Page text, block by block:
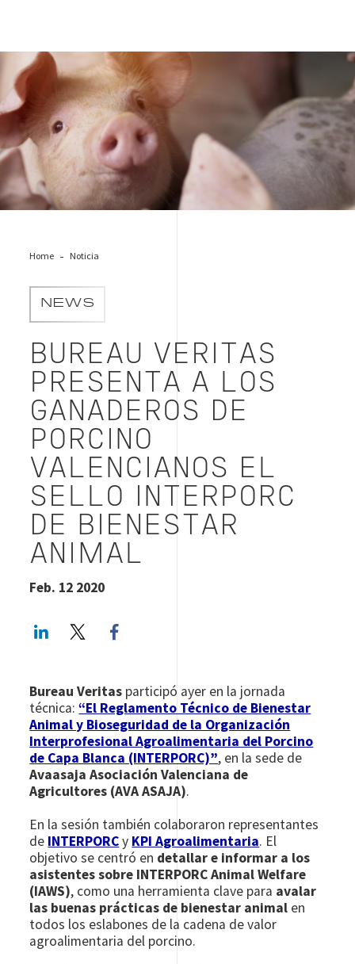
Jornada INTERPORC Valencia
Home Noticia
NEWS
BUREAU VERITAS
PRESENTA A LOS
GANADEROS DE
PORCINO
VALENCIANOS EL
SELLO INTERPORC
DE BIENESTAR
ANIMAL
Feb. 12 2020
LinkedInTwitter
Bureau Veritas participó ayer en la jornada
técnica:“El Reglamento Técnico de Bienestar
Animal y Bioseguridad de la Organización
Interprofesional Agroalimentaria del Porcino
de Capa Blanca (INTERPORC)”, en la sede de
Avaasaja Asociación Valenciana de
Agricultores (AVA ASAJA).
En la sesión también colaboraron representantes
de INTERPORCy KPI Agroalimentaria. El
objetivo se centró en detallar e informar a los
asistentes sobre INTERPORC Animal Welfare
(IAWS), como una herramienta clave para avalar
las buenas prácticas de bienestar animal en
todos los eslabones de la cadena de valor
agroalimentaria del porcino.